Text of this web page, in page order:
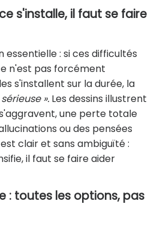
s'installe, il faut se faire
essentielle : si ces difficultés
n'est pas forcément
s'installent sur la durée, la
sérieuse ». Les dessins illustrent
une perte totale
ou des pensées
clair et sans ambiguïté :
il faut se faire aider
: toutes les options, pas